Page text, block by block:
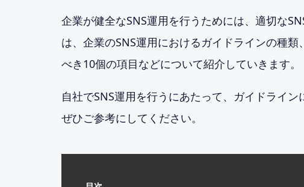
企業が健全なSNS運用を行うためには、適切な
は、企業のSNS運用におけるガイドラインの種
べき10個の項目などについて紹介していきます。
自社でSNS運用を行うにあたって、ガイドライ
ぜひご参考にしてください。